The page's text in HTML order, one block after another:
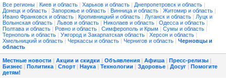
Все регионы | Киев и область | Харьков и область | Днепропетровск и область |
Донецк и область | Запорожье и область | Винница и область | Житомир и область |
Ивано Франковск и область | Кропивницкий и область | Луганск и область | Луцк и
Волынская область | Львов и область | Николаев и область | Одесса и область |
Полтава и область | Ровно и область | Симферополь и Крым | Сумы и область |
Тернополь и область | Ужгород и Закарпатская область | Херсон и область |
Хмельницкий и область | Черкассы и область | Чернигов и область | Черновцы и
область
Местные новости | Акции и скидки | Объявления | Афиша | Пресс-релизы |
Бизнес | Политика | Спорт | Наука | Технологии | Здоровье | Досуг | Помогите
детям!